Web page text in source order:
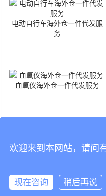
电动自行车海外仓一件代发服
务
血氧仪海外仓一件代发服务
美白仪国际空运服务
CopyRight © 深
欢迎来到本网站，请问
现在咨询 稍后再说